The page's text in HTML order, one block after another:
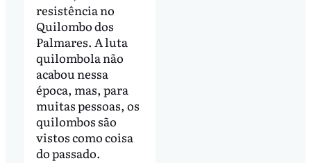
resistência no
Quilombo dos
Palmares. A luta
quilombola não
acabou nessa
época, mas, para
muitas pessoas, os
quilombos são
vistos como coisa
do passado.